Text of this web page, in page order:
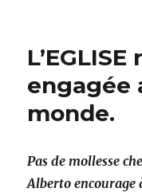
engagée
monde.
Pas de mollesse
Alberto encourage